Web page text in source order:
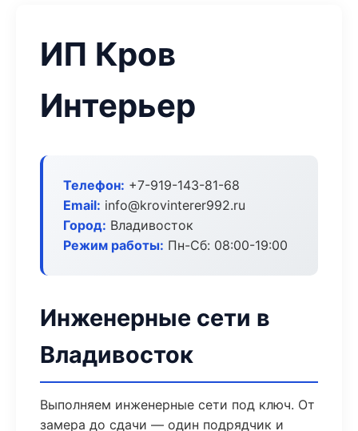
ИП Кров
Интерьер
Телефон: +7-919-143-81-68
Email: info@krovinterer992.ru
Город: Владивосток
Режим работы: Пн-Сб: 08:00-19:00
Инженерные сети в
Владивосток
Выполняем инженерные сети под ключ. От
замера до сдачи — один подрядчик и